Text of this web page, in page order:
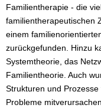
Familientherapie - die
familientherapeutischen
einem
zurückgefunden. Hinzu
Systemtheorie, das
Familientheorie. Auch
Strukturen und
Probleme